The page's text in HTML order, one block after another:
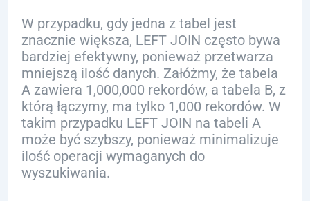
W przypadku, gdy jedna z tabel jest
znacznie większa, LEFT JOIN często bywa
bardziej efektywny, ponieważ przetwarza
mniejszą ilość danych. Załóżmy, że tabela
A zawiera 1,000,000 rekordów, a tabela B, z
którą łączymy, ma tylko 1,000 rekordów. W
takim przypadku LEFT JOIN na tabeli A
może być szybszy, ponieważ minimalizuje
ilość operacji wymaganych do
wyszukiwania.